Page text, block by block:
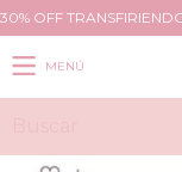
30% OFF
MENÚ